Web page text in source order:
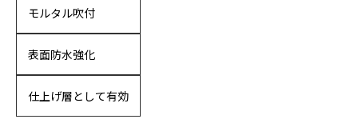
モルタル吹付
表面防水強化
仕上げ層として有効